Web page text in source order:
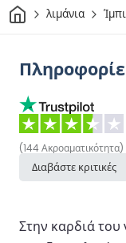
Σπίτιλιμάνια
(144 Ακροαματικότητα)
Διαβάστε κριτικές
Στην καρδιά